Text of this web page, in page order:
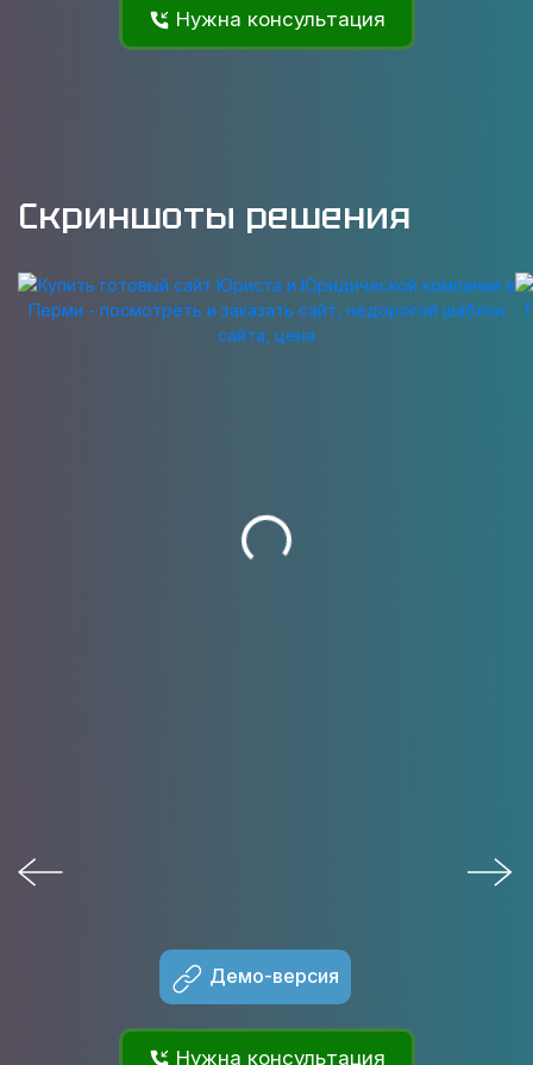
Нужна консультация
Скриншоты решения
Демо-версия
Нужна консультация